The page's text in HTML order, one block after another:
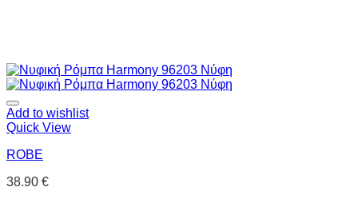
Add to wishlist
Quick View
ROBE
38.90 €